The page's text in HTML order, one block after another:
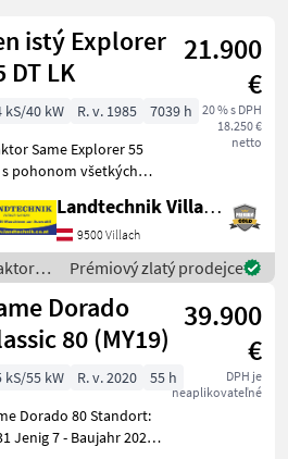
Filtry
istý Explorer
DT LK
21.900
€
20 % s DPH
18.250 €
netto
kS/40 kW R. v. 1985
7039 h
Same Explorer 55
s pohonom všetkých
rádio, plynule
ťažné
1 x DW, 1 x EW –
ovládacie j
Landtechnik Villach GmbH
9500 Villach
/
Prémiový zlatý prodejce
Dorado
80 (MY19)
39.900
€
DPH je
neaplikovateľné
kS/55 kW R. v. 2020
55 h
Dorado 80 Standort:
7 - Baujahr 2020